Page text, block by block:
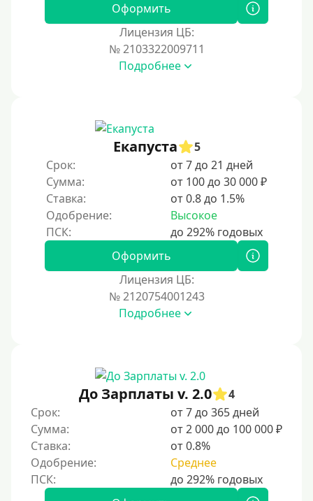
Оформить
Лицензия ЦБ:
№ 2103322009711
Подробнее
Екапуста
5
Срок:
от 7 до 21 дней
Сумма:
от 100 до 30 000 ₽
Ставка:
от 0.8 до 1.5%
Одобрение:
Высокое
Оформить
Лицензия ЦБ:
№ 2120754001243
Подробнее
До Зарплаты v. 2.0
4
Срок:
от 7 до 365 дней
Сумма:
от 2 000 до 100 000 ₽
Ставка:
от 0.8%
Одобрение:
Среднее